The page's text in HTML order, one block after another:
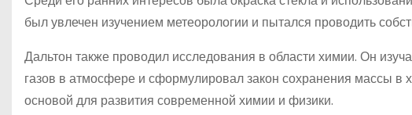
был увлечен изучением метеорологии и пытался проводить
Дальтон также проводил исследования в области химии. Он
газов в атмосфере и сформулировал закон сохранения массы в
основой для развития современной химии и физики.